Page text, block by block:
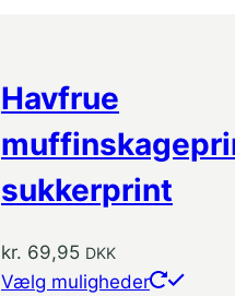
Havfrue
sukkerprint
kr. 69,95 DKK
Vælg muligheder Dette